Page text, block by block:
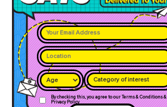
Category of interest
By checking this, you agree to our Terms & Conditions &
Privacy Policy